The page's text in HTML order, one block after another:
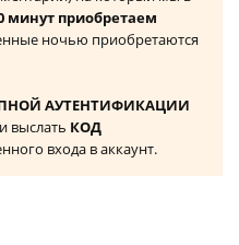
минут приобретаем
ночью приобретаются
АУТЕНТИФИКАЦИИ
выслать КОД
входа в аккаунт.